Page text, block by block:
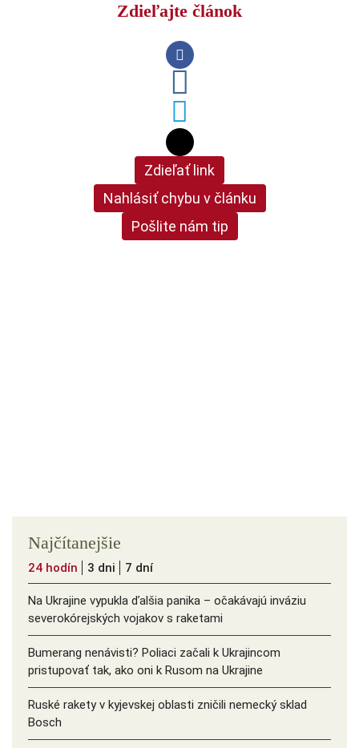
Zdieľajte článok
Zdieľať link
Nahlásiť chybu v článku
Pošlite nám tip
Najčítanejšie
24 hodín 3 dni 7 dní
Na Ukrajine vypukla ďalšia panika – očakávajú inváziu
severokórejských vojakov s raketami
Bumerang nenávisti? Poliaci začali k Ukrajincom
pristupovať tak, ako oni k Rusom na Ukrajine
Ruské rakety v kyjevskej oblasti zničili nemecký sklad
Bosch